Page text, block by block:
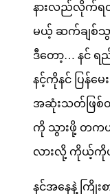
နားလည်လိုက်ရ
မယ့် ဆက်ချစ်သွ
ဒီတော့… နင် ရ
နင့်ကိုနင် ပြန်မ
အဆုံးသတ်ဖြစ်တဲ့
ကို သွားဖို့ တက
လားလို့ ကိုယ့်ကိုယ်
နင်အနေနဲ့ ကြိုး